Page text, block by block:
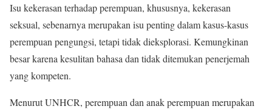
Isu kekerasan terhadap perempuan, khususnya, kekerasan
seksual, sebenarnya merupakan isu penting dalam kasus-kasus
perempuan pengungsi, tetapi tidak dieksplorasi. Kemungkinan
besar karena kesulitan bahasa dan tidak ditemukan penerjemah
yang kompeten.
Menurut UNHCR, perempuan dan anak perempuan merupakan